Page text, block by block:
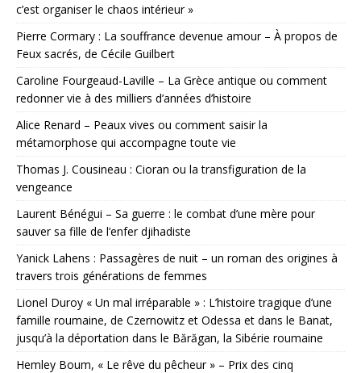
c’est organiser le chaos intérieur »
Pierre Cormary : La souffrance devenue amour – À propos de
Feux sacrés, de Cécile Guilbert
Caroline Fourgeaud-Laville – La Grèce antique ou comment
redonner vie à des milliers d’années d’histoire
Alice Renard – Peaux vives ou comment saisir la
métamorphose qui accompagne toute vie
Thomas J. Cousineau : Cioran ou la transfiguration de la
vengeance
Laurent Bénégui – Sa guerre : le combat d’une mère pour
sauver sa fille de l’enfer djihadiste
Yanick Lahens : Passagères de nuit – un roman des origines à
travers trois générations de femmes
Lionel Duroy « Un mal irréparable » : L’histoire tragique d’une
famille roumaine, de Czernowitz et Odessa et dans le Banat,
jusqu’à la déportation dans le Bărăgan, la Sibérie roumaine
Hemley Boum, « Le rêve du pêcheur » – Prix des cinq